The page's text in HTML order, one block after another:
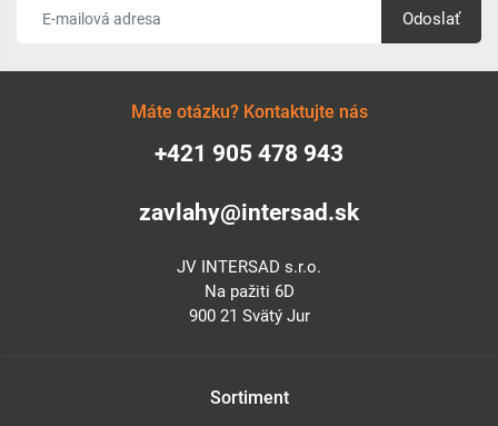
Odoslať
Máte otázku? Kontaktujte nás
+421 905 478 943
zavlahy@intersad.sk
JV INTERSAD s.r.o.
Na pažiti 6D
900 21 Svätý Jur
Sortiment